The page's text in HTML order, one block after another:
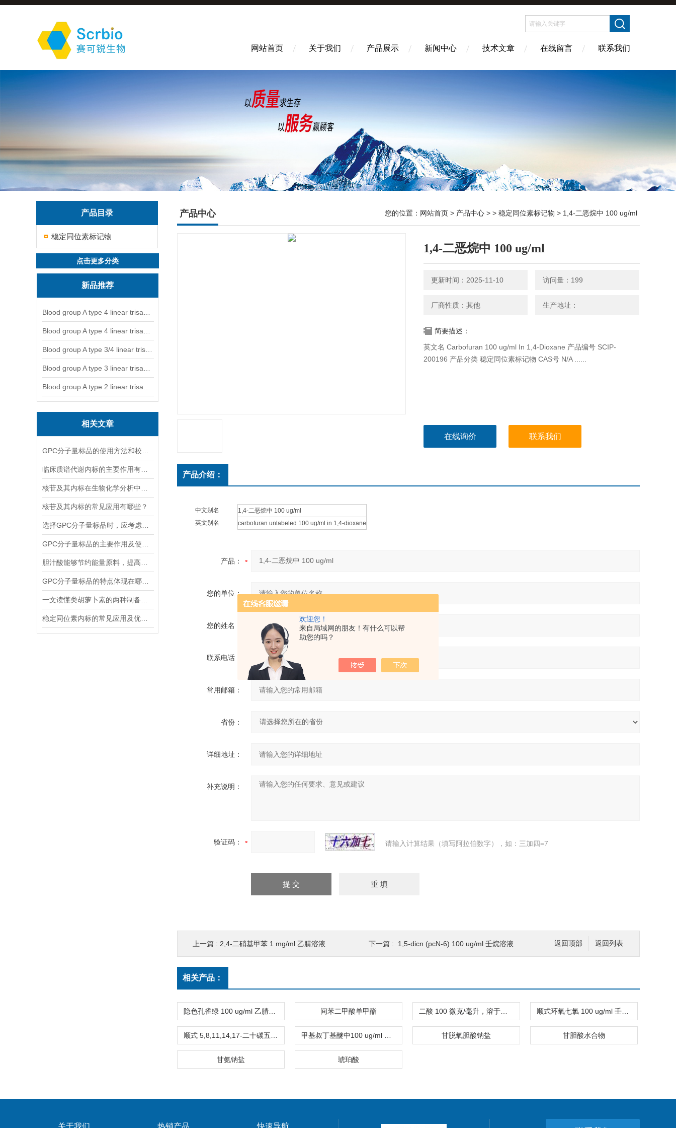
欢迎您！
来自局域网的朋友！有什么可以帮
助您的吗？
网站首页 关于我们 产品展示 新闻中心 技术文章 在线留言 联系我们
产品目录
稳定同位素标记物
点击更多分类
新品推荐
相关文章
核苷及其内标的常见应用有哪些？
产品中心 您的位置： 网站首页 > 产品中心 > > 稳定同位素标记物 > 1,4-二恶烷中 100 ug/ml
1,4-二恶烷中 100 ug/ml
更新时间：2025-11-10 访问量：199
厂商性质：其他 生产地址：
简要描述：
英文名 Carbofuran 100 ug/ml In 1,4-Dioxane 产品编号 SCIP-
200196 产品分类 稳定同位素标记物 CAS号 N/A ......
在线询价 联系我们
产品介绍：
中文别名
1,4-二恶烷中 100 ug/ml
英文别名
carbofuran unlabeled 100 ug/ml in 1,4-dioxane
产品：
您的单位：
您的姓名：
联系电话：
常用邮箱：
省份：
详细地址：
补充说明：
验证码： 请输入计算结果（填写阿拉伯数字），如：三加四=7
返回列表
返回顶部
上一篇 : 2,4-二硝基甲苯 1 mg/ml 乙腈溶液 下一篇 : 1,5-dicn (pcN-6) 100 ug/ml 壬烷溶液
相关产品：
间苯二甲酸单甲酯
甘脱氧胆酸钠盐 甘胆酸水合物
甘氨钠盐 琥珀酸
关于我们 热销产品 快速导航